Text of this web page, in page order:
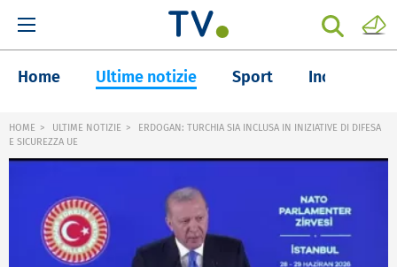
Home Ultime notizie Sport Inchieste
HOME ULTIME NOTIZIE
ERDOGAN: TURCHIA SIA INCLUSA IN INIZIATIVE DI DIFESA
E SICUREZZA UE